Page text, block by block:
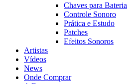
Chaves para Bateria
Controle Sonoro
Prática e Estudo
Patches
Efeitos Sonoros
Artistas
Vídeos
News
Onde Comprar